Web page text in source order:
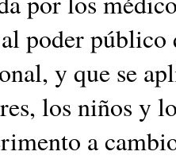
poder público
y que se
los niños y
a